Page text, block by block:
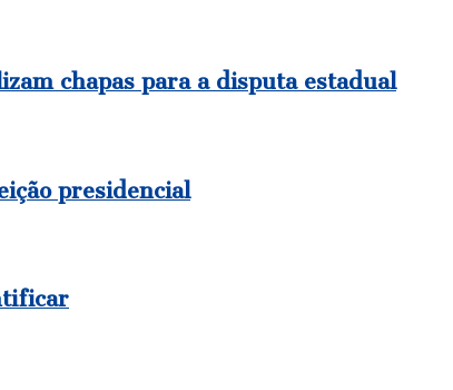
chapas para a disputa estadual
presidencial